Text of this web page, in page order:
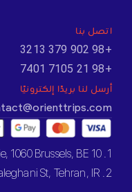
اتصل بنا
+98 902 379 3213
+98 21 7105 7401
أرسل لنا بريدًا إلكترونيًا
1. 10 Rue d’Albanie, 1060 Brussels, BE
2. L2, 141 Taleghani St, Tehran, IR